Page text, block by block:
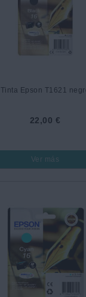
Tinta Epson T1621
22,00 €
Ver más